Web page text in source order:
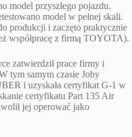
model przyszłego pojazdu.
model w pełnej skali.
produkcji i zaczęto praktycznie
współpracę z firmą TOYOTA).
zatwierdził prace firmy i
tym samym czasie Joby
i uzyskała certyfikat G-1 w
certyfikatu Part 135 Air
jej operować jako